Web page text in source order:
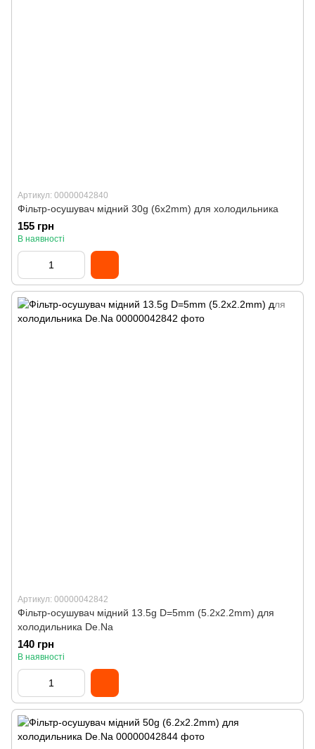
Артикул: 00000042840
Фільтр-осушувач мідний 30g (6x2mm) для холодильника
155 грн
В наявності
Артикул: 00000042842
Фільтр-осушувач мідний 13.5g D=5mm (5.2x2.2mm) для
холодильника De.Na
140 грн
В наявності